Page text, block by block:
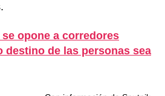
se opone a corredores
destino de las personas sea